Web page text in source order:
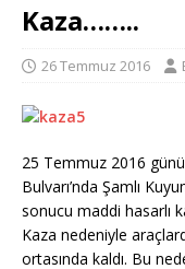
Kaza……..
26 Temmuz 2016
25 Temmuz 2016
Bulvarı’nda Şamlı
sonucu maddi hasarlı
Kaza nedeniyle
ortasında kaldı. Bu